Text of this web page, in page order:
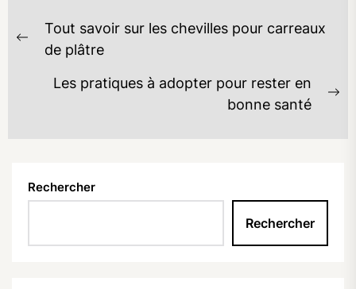
NAVIGATION
DE
L’ARTICLE
Previous
Tout savoir sur les chevilles pour carreaux
de plâtre
Les pratiques à adopter pour rester en
bonne santé
Rechercher
Rechercher